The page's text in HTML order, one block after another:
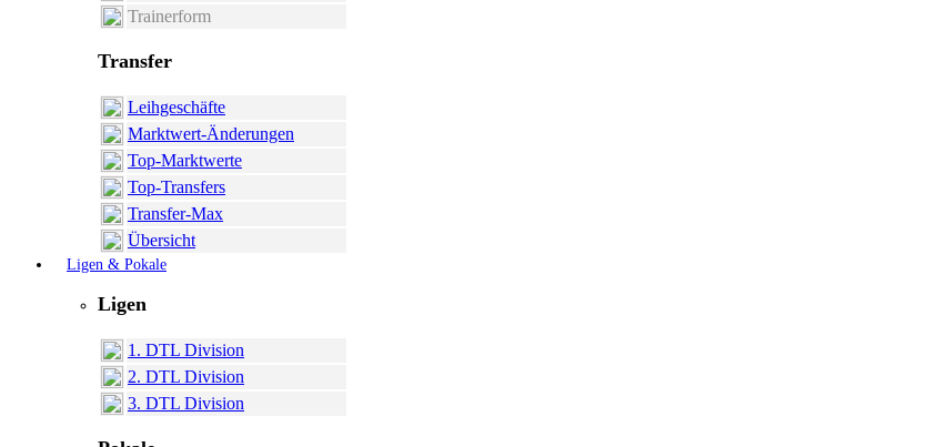
Trainerform
Transfer
Leihgeschäfte
Marktwert-Änderungen
Top-Marktwerte
Top-Transfers
Transfer-Max
Übersicht
Ligen & Pokale
Ligen
1. DTL Division
2. DTL Division
3. DTL Division